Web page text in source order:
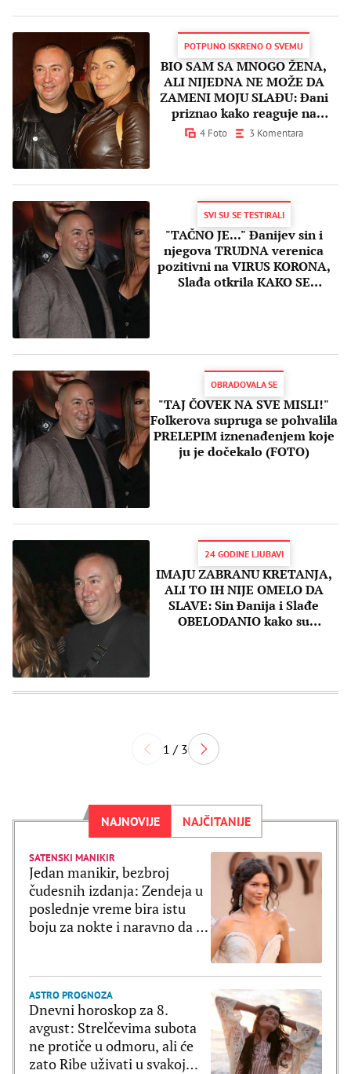
POTPUNO ISKRENO O SVEMU
BIO SAM SA MNOGO ŽENA,
ALI NIJEDNA NE MOŽE DA
ZAMENI MOJU SLAĐU: Đani
priznao kako reaguje na
udvaranje MLADIH DEVOJAKA
4 Foto 3 Komentara
SVI SU SE TESTIRALI
"TAČNO JE..." Đanijev sin i
njegova TRUDNA verenica
pozitivni na VIRUS KORONA,
Slađa otkrila KAKO SE
OBRADOVALA SE
"TAJ ČOVEK NA SVE MISLI!"
Folkerova supruga se pohvalila
PRELEPIM iznenađenjem koje
ju je dočekalo (FOTO)
24 GODINE LJUBAVI
IMAJU ZABRANU KRETANJA,
ALI TO IH NIJE OMELO DA
SLAVE: Sin Đanija i Slađe
OBELODANIO kako su
1 / 3
NAJNOVIJE NAJČITANIJE
SATENSKI MANIKIR
Jedan manikir, bezbroj
čudesnih izdanja: Zendeja u
poslednje vreme bira istu
boju za nokte i naravno da je
ASTRO PROGNOZA
Dnevni horoskop za 8.
avgust: Strelčevima subota
ne protiče u odmoru, ali će
zato Ribe uživati u svakoj